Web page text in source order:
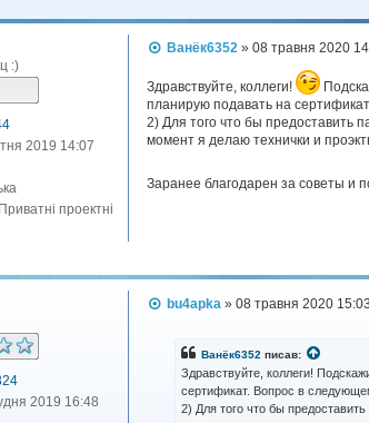
а
и
р
:)
2019 14:07
Приватні проектні
П
і
д
о
м
н
Ванёк6352 »08 травня 2020
Здравствуйте, коллеги!
планирую подавать на
2) Для того что бы предоставить
момент я делаю технички и
Заранее благодарен за советы и
2019 16:48
Пbu4apka »08 травня 2020 15:03
Ванёк6352 писав:
Здравствуйте, коллеги!
сертификат. Вопрос в
2) Для того что бы